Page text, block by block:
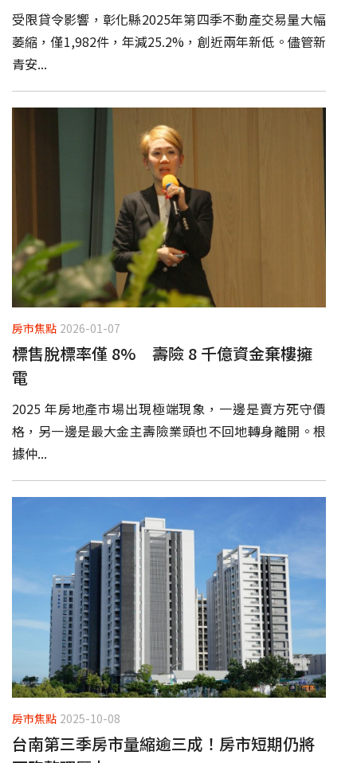
受限貸令影響，彰化縣2025年第四季不動產交易量大幅
萎縮，僅1,982件，年減25.2%，創近兩年新低。儘管新
青安...
房市焦點 2026-01-07
標售脫標率僅 8% 壽險 8 千億資金棄樓擁
電
2025 年房地產市場出現極端現象，一邊是賣方死守價
格，另一邊是最大金主壽險業頭也不回地轉身離開。根
據仲...
房市焦點 2025-10-08
台南第三季房市量縮逾三成！房市短期仍將